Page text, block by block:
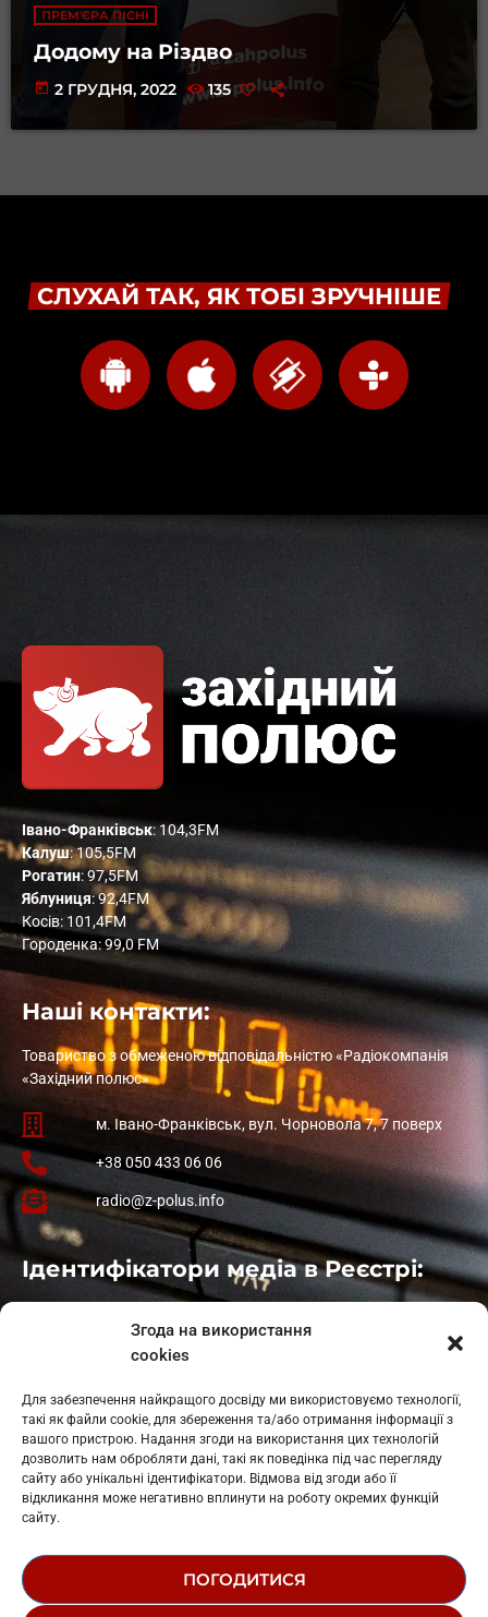
Згода на використання
cookies
Для забезпечення найкращого досвіду ми використовуємо технології,
такі як файли cookie, для збереження та/або отримання інформації з
вашого пристрою. Надання згоди на використання цих технологій
дозволить нам обробляти дані, такі як поведінка під час перегляду
сайту або унікальні ідентифікатори. Відмова від згоди або її
відкликання може негативно вплинути на роботу окремих функцій
сайту.
ПОГОДИТИСЯ
ПРЕМ'ЄРА ПІСНІ
Додому на Різдво
today 2 ГРУДНЯ, 2022 135
СЛУХАЙ ТАК, ЯК ТОБІ ЗРУЧНІШЕ
Івано-Франківськ: 104,3FM
Калуш: 105,5FM
Рогатин: 97,5FM
Яблуниця: 92,4FM
Косів: 101,4FM
Городенка: 99,0 FM
Наші контакти:
Товариство з обмеженою відповідальністю «Радіокомпанія
«Західний полюс»
м. Івано-Франківськ, вул. Чорновола 7, 7 поверх
+38 050 433 06 06
radio@z-polus.info
Ідентифікатори медіа в Реєстрі:
: L11-01410
: L11-01801
Косів: L11-01805
Гарасимів: L11-02274
© 1995-2026 РК «ЗАХІДНИЙ ПОЛЮС»